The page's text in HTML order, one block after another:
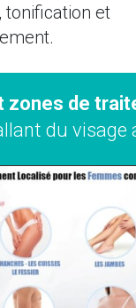
tonification et
zones de
du visage